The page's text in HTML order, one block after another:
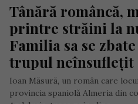
Tânără româncă,
printre străini la
Familia sa se
trupul neînsuflețit
Ioan Măsură, un român care
provincia spaniolă Almeria din